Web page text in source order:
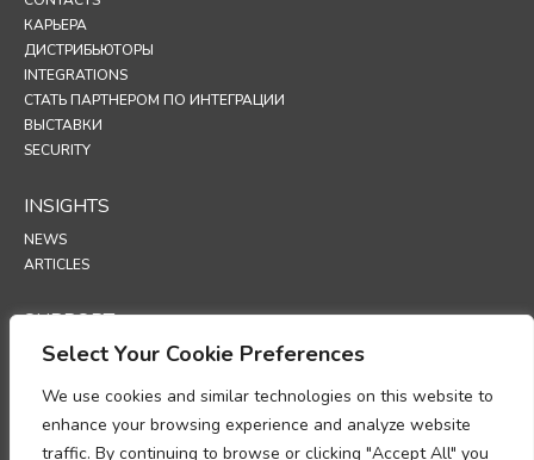
Select Your Cookie Preferences
We use cookies and similar technologies on this website to
enhance your browsing experience and analyze website
traffic. By continuing to browse or clicking "Accept All" you
КАРЬЕРА
ДИСТРИБЬЮТОРЫ
INTEGRATIONS
СТАТЬ ПАРТНЕРОМ ПО ИНТЕГРАЦИИ
ВЫСТАВКИ
SECURITY
INSIGHTS
NEWS
ARTICLES
SUPPORT
TECHNICAL PORTAL
POLICIES
ПОЛИТИКА КОНФИДЕНЦИАЛЬНОСТИ